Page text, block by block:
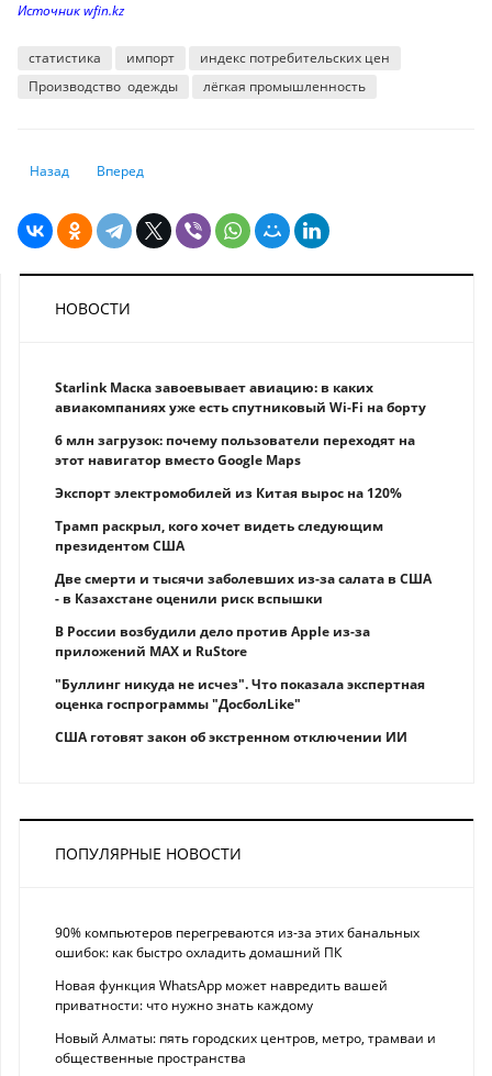
Источник wfin.kz
статистика импорт
индекс потребительских цен
Производство одежды
лёгкая промышленность
Предыдущий: В «коронавирусном» 2020 году количество клиентов
Назад Следующий: Инвестиции в сферу госуправления и обороны
Вперед
НОВОСТИ
Starlink Маска завоевывает авиацию: в каких
авиакомпаниях уже есть спутниковый Wi-Fi на борту
6 млн загрузок: почему пользователи переходят на
этот навигатор вместо Google Maps
Экспорт электромобилей из Китая вырос на 120%
Трамп раскрыл, кого хочет видеть следующим
президентом США
Две смерти и тысячи заболевших из-за салата в США
- в Казахстане оценили риск вспышки
В России возбудили дело против Apple из-за
приложений MAX и RuStore
"Буллинг никуда не исчез". Что показала экспертная
оценка госпрограммы "ДосболLike"
США готовят закон об экстренном отключении ИИ
ПОПУЛЯРНЫЕ НОВОСТИ
90% компьютеров перегреваются из-за этих банальных
ошибок: как быстро охладить домашний ПК
Новая функция WhatsApp может навредить вашей
приватности: что нужно знать каждому
Новый Алматы: пять городских центров, метро, трамваи и
общественные пространства